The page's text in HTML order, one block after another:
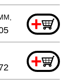
OD 6.35 MM)
+
+